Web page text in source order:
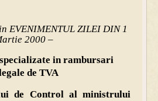
EVENIMENTUL ZILEI DIN 1
2000 –
in rambursari
de TVA
de Control al ministrului